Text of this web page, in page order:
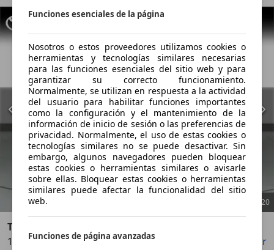
Anterior
20
Toyota Yaris
120H 1.5 Style
Compartir
Funciones esenciales de la página
Nosotros o estos proveedores utilizamos cookies o
herramientas y tecnologías similares necesarias
para las funciones esenciales del sitio web y para
garantizar su correcto funcionamiento.
Normalmente, se utilizan en respuesta a la actividad
del usuario para habilitar funciones importantes
como la configuración y el mantenimiento de la
información de inicio de sesión o las preferencias de
privacidad. Normalmente, el uso de estas cookies o
tecnologías similares no se puede desactivar. Sin
embargo, algunos navegadores pueden bloquear
estas cookies o herramientas similares o avisarle
sobre ellas. Bloquear estas cookies o herramientas
similares puede afectar la funcionalidad del sitio
web.
Funciones de página avanzadas